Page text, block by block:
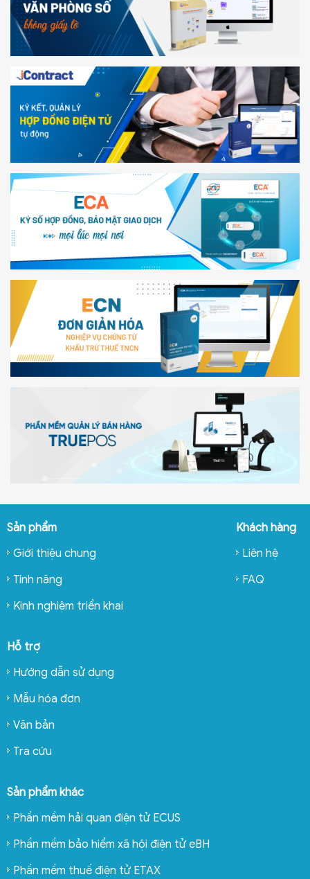
Sản phẩm
Giới thiệu chung
Tính năng
Kinh nghiệm triển khai
Khách hàng
Liên hệ
FAQ
Hỗ trợ
Hướng dẫn sử dụng
Mẫu hóa đơn
Văn bản
Tra cứu
Sản phẩm khác
Phần mềm hải quan điện tử ECUS
Phần mềm bảo hiểm xã hội điện tử eBH
Phần mềm thuế điện tử ETAX